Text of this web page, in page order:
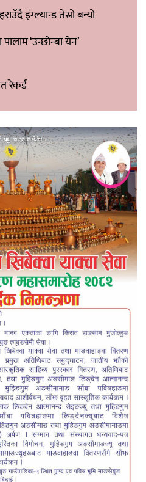
इंग्ल्यान्ड तेस्रो बन्यो
‘उन्छोन्बा येन’
रेकर्ड